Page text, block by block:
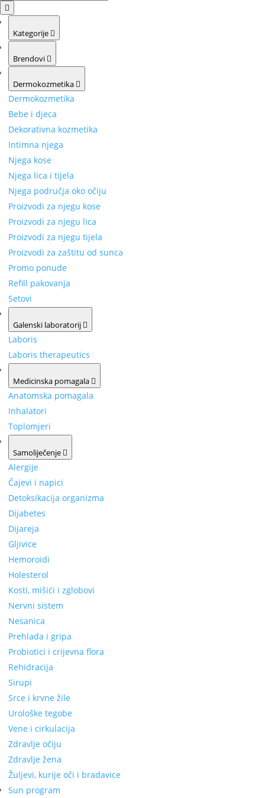
Kategorije
Brendovi
Dermokozmetika
Dermokozmetika
Bebe i djeca
Dekorativna kozmetika
Intimna njega
Njega kose
Njega lica i tijela
Njega područja oko očiju
Proizvodi za njegu kose
Proizvodi za njegu lica
Proizvodi za njegu tijela
Proizvodi za zaštitu od sunca
Promo ponude
Refill pakovanja
Setovi
Galenski laboratorij
Laboris
Laboris therapeutics
Medicinska pomagala
Anatomska pomagala
Inhalatori
Toplomjeri
Samoliječenje
Alergije
Čajevi i napici
Detoksikacija organizma
Dijabetes
Dijareja
Gljivice
Hemoroidi
Holesterol
Kosti, mišići i zglobovi
Nervni sistem
Nesanica
Prehlada i gripa
Probiotici i crijevna flora
Rehidracija
Sirupi
Srce i krvne žile
Urološke tegobe
Vene i cirkulacija
Zdravlje očiju
Zdravlje žena
Žuljevi, kurije oči i bradavice
Sun program